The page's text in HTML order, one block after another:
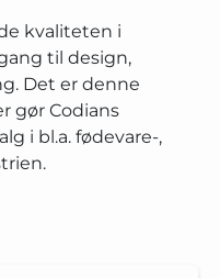
kvaliteten i
til design,
Det er denne
gør Codians
i bl.a. fødevare-,